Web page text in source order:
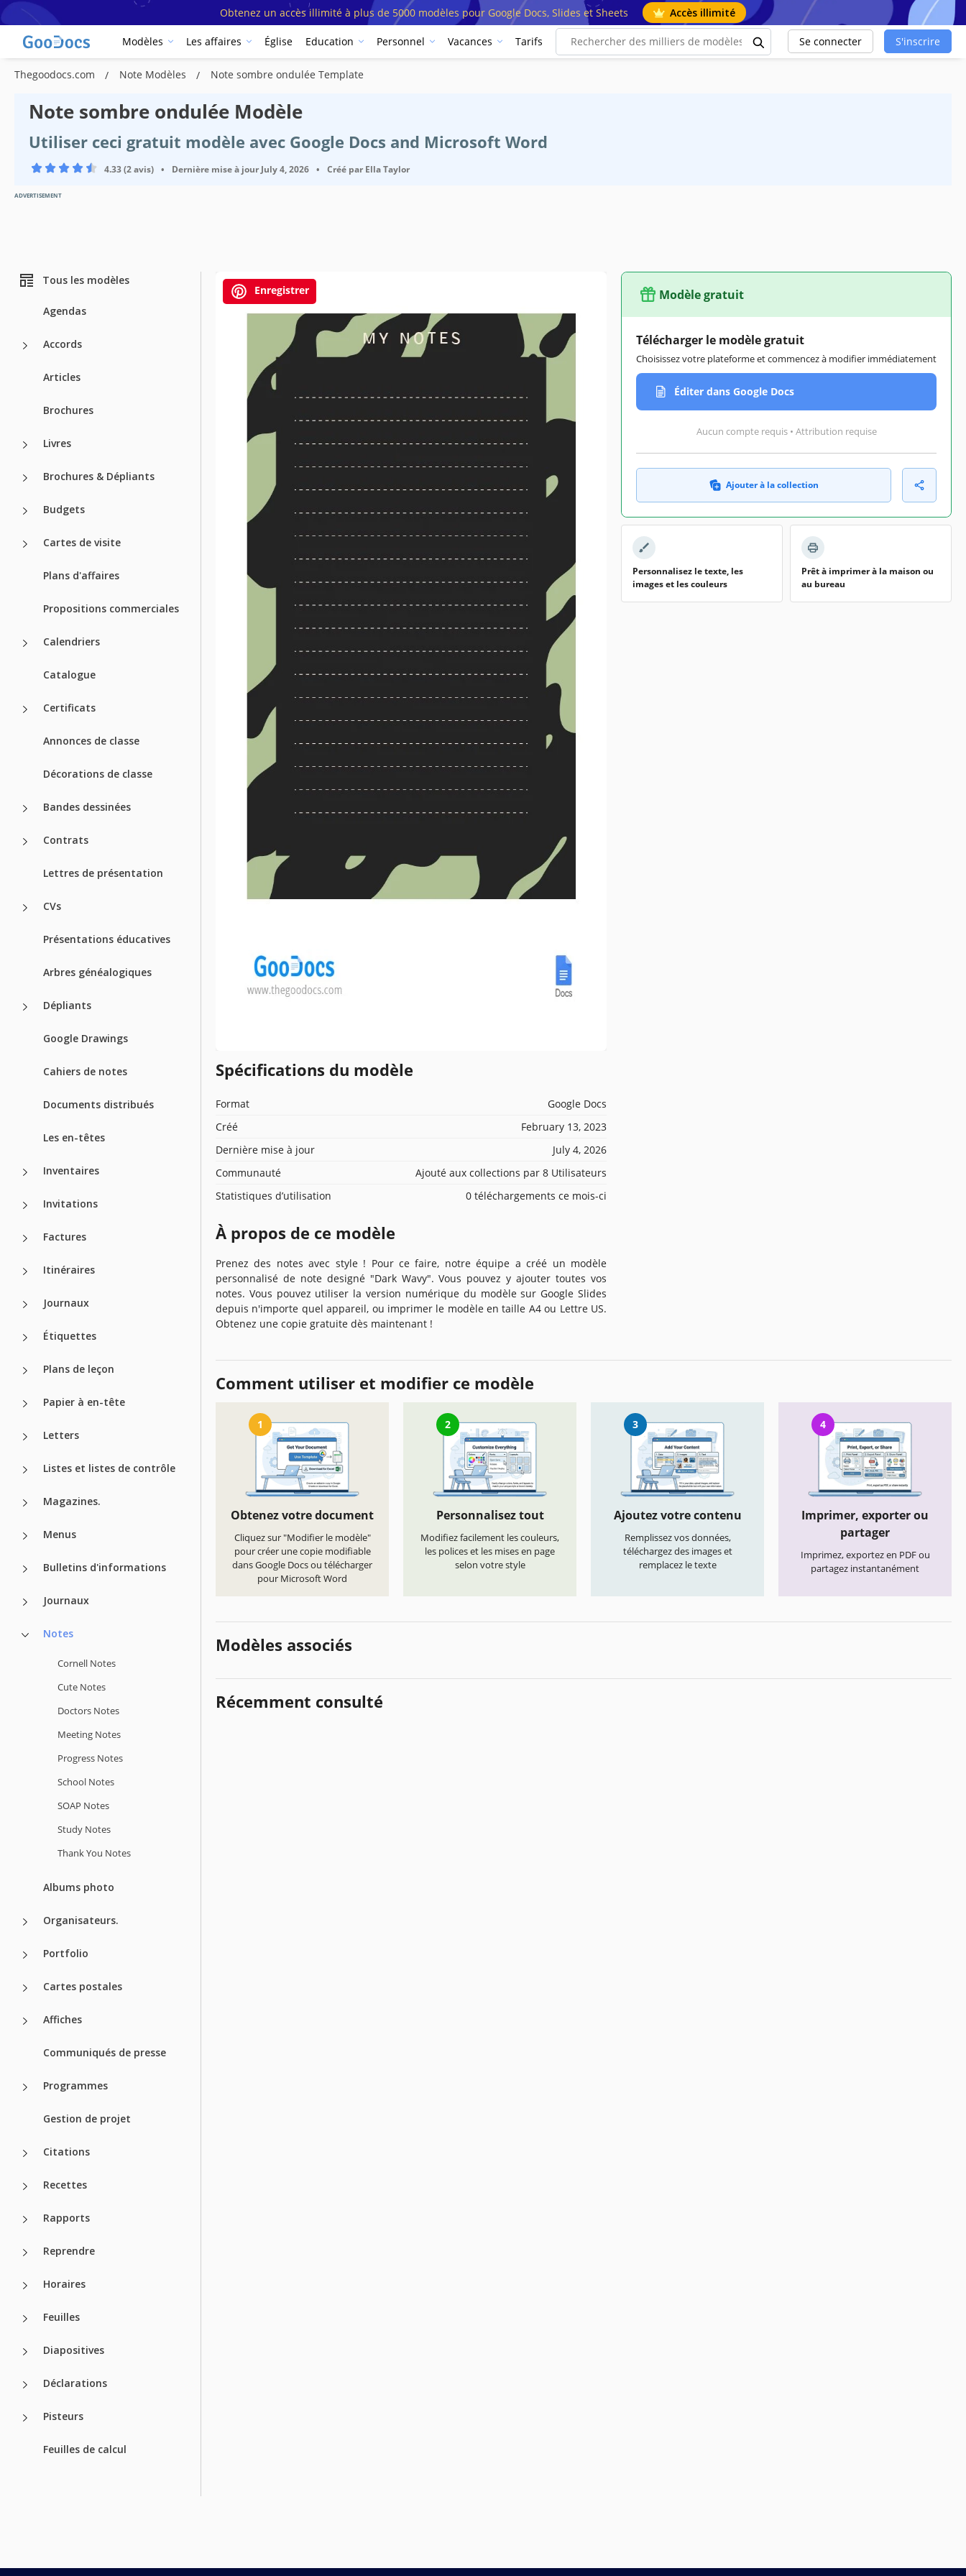
Obtenez un accès illimité à plus de 5000 modèles pour Google Docs, Slides et Sheets Accès illimité
Modèles Les affaires Église Education Personnel Vacances Tarifs Se connecter S'inscrire
Thegoodocs.com Note Modèles Note sombre ondulée Template
Note sombre ondulée Modèle
Utiliser ceci gratuit modèle avec Google Docs and Microsoft Word
4.33 (2 avis) • Dernière mise à jour July 4, 2026 • Créé par Ella Taylor
ADVERTISEMENT
Tous les modèles
Agendas
Accords
Articles
Brochures
Livres
Brochures & Dépliants
Budgets
Cartes de visite
Plans d'affaires
Propositions commerciales
Calendriers
Catalogue
Certificats
Annonces de classe
Décorations de classe
Bandes dessinées
Contrats
Lettres de présentation
CVs
Présentations éducatives
Arbres généalogiques
Dépliants
Google Drawings
Cahiers de notes
Documents distribués
Les en-têtes
Inventaires
Invitations
Factures
Itinéraires
Journaux
Étiquettes
Plans de leçon
Papier à en-tête
Letters
Listes et listes de contrôle
Magazines.
Menus
Bulletins d'informations
Journaux
Notes
Cornell Notes
Cute Notes
Doctors Notes
Meeting Notes
Progress Notes
School Notes
SOAP Notes
Study Notes
Thank You Notes
Albums photo
Organisateurs.
Portfolio
Cartes postales
Affiches
Communiqués de presse
Programmes
Gestion de projet
Citations
Recettes
Rapports
Reprendre
Horaires
Feuilles
Diapositives
Déclarations
Pisteurs
Feuilles de calcul
Enregistrer
Spécifications du modèle
Format
Google Docs
Créé
February 13, 2023
Dernière mise à jour
July 4, 2026
Communauté
Ajouté aux collections par 8 Utilisateurs
Statistiques d’utilisation
0 téléchargements ce mois-ci
À propos de ce modèle
Prenez des notes avec style ! Pour ce faire, notre équipe a créé un modèle
personnalisé de note designé "Dark Wavy". Vous pouvez y ajouter toutes vos
notes. Vous pouvez utiliser la version numérique du modèle sur Google Slides
depuis n'importe quel appareil, ou imprimer le modèle en taille A4 ou Lettre US.
Obtenez une copie gratuite dès maintenant !
Modèle gratuit
Télécharger le modèle gratuit
Choisissez votre plateforme et commencez à modifier immédiatement
Éditer dans Google Docs
Aucun compte requis • Attribution requise
Ajouter à la collection
Personnalisez le texte, les
images et les couleurs
Prêt à imprimer à la maison ou
au bureau
Comment utiliser et modifier ce modèle
1
Obtenez votre document
Cliquez sur "Modifier le modèle"
pour créer une copie modifiable
dans Google Docs ou télécharger
pour Microsoft Word
2
Personnalisez tout
Modifiez facilement les couleurs,
les polices et les mises en page
selon votre style
3
Ajoutez votre contenu
Remplissez vos données,
téléchargez des images et
remplacez le texte
4
Imprimer, exporter ou
partager
Imprimez, exportez en PDF ou
partagez instantanément
Modèles associés
Récemment consulté